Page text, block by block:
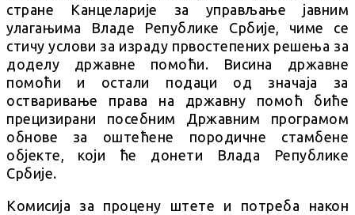
стране Канцеларије за управљање јавним
улагањима Владе Републике Србије, чиме се
стичу услови за израду првостепених решења за
доделу државне помоћи. Висина државне
помоћи и остали подаци од значаја за
остваривање права на државну помоћ биће
прецизирани посебним Државним програмом
обнове за оштећене породичне стамбене
објекте, који ће донети Влада Републике
Србије.
Комисија за процену штете и потреба након